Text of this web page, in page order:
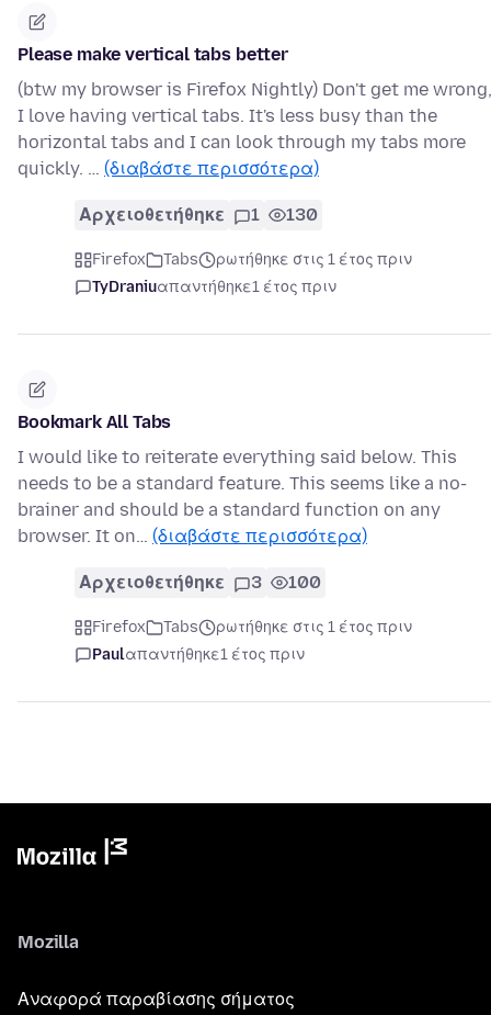
Please make vertical tabs better
(btw my browser is Firefox Nightly) Don't get me wrong,
I love having vertical tabs. It's less busy than the
horizontal tabs and I can look through my tabs more
quickly. … (διαβάστε περισσότερα)
Αρχειοθετήθηκε 1 130
Firefox Tabs
ρωτήθηκε στις 1 έτος πριν
TyDraniuαπαντήθηκε1 έτος πριν
Bookmark All Tabs
I would like to reiterate everything said below. This
needs to be a standard feature. This seems like a no-
brainer and should be a standard function on any
browser. It on… (διαβάστε περισσότερα)
Αρχειοθετήθηκε 3 100
Firefox Tabs
ρωτήθηκε στις 1 έτος πριν
Paulαπαντήθηκε1 έτος πριν
Mozilla
Αναφορά παραβίασης σήματος